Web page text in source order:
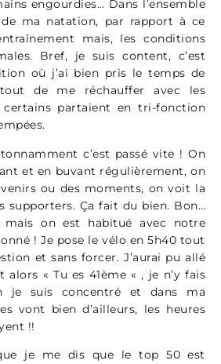
engourdies… Dans l’ensemble
ma natation, par rapport à ce
mais, les conditions
Bref, je suis content, c’est
où j’ai bien pris le temps de
de me réchauffer avec les
certains partaient en tri-fonction
c’est passé vite ! On
et en buvant régulièrement, on
ou des moments, on voit la
supporters. Ça fait du bien. Bon…
on est habitué avec notre
! Je pose le vélo en 5h40 tout
et sans forcer. J’aurai pu allé
« Tu es 41ème « , je n’y fais
je suis concentré et dans ma
vont bien d’ailleurs, les heures
!!
je me dis que le top 50 est